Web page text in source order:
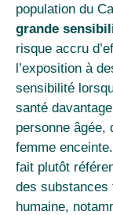
population du
grande
risque accru
l’exposition à
sensibilité
santé
personne âgée,
femme
fait plutôt
des substances
humaine,